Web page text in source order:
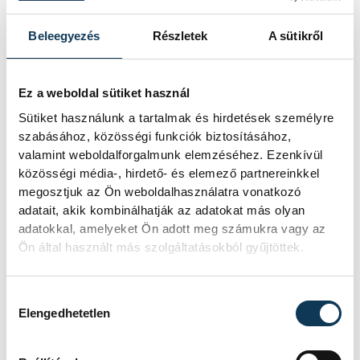
Beleegyezés Részletek A sütikről
Ez a weboldal sütiket használ
Sütiket használunk a tartalmak és hirdetések személyre
szabásához, közösségi funkciók biztosításához,
valamint weboldalforgalmunk elemzéséhez. Ezenkívül
közösségi média-, hirdető- és elemező partnereinkkel
megosztjuk az Ön weboldalhasználatra vonatkozó
adatait, akik kombinálhatják az adatokat más olyan
adatokkal, amelyeket Ön adott meg számukra vagy az
Ön által használt más szolgáltatásokból gyűjtöttek.
Elengedhetetlen
SZERZŐ
vehir.hu